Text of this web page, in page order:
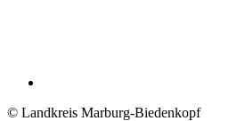
© Landkreis Marburg-Biedenkopf